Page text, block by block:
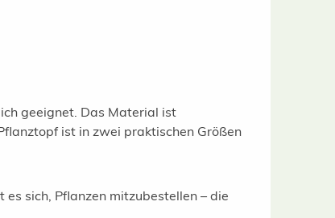
geeignet. Das Material ist
ist in zwei praktischen Größen
sich, Pflanzen mitzubestellen – die